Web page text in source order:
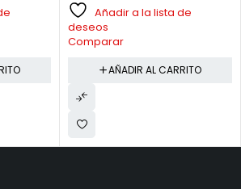
Añadir a la lista de
deseos
Comparar
AÑADIR AL CARRITO